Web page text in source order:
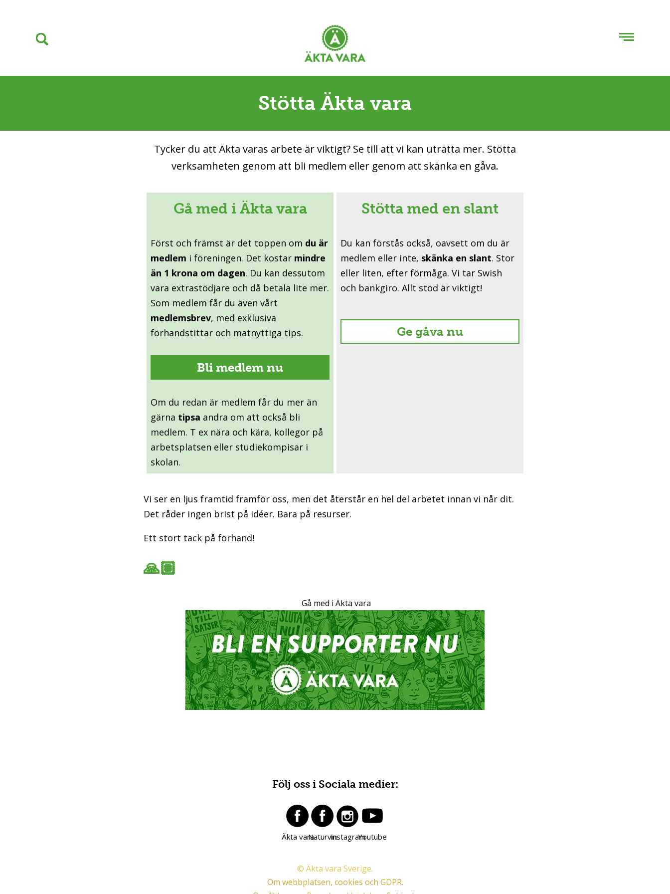
Stötta Äkta vara
Tycker du att Äkta varas arbete är viktigt? Se till att vi kan uträtta mer. Stötta
verksamheten genom att bli medlem eller genom att skänka en gåva.
Gå med i Äkta vara
Först och främst är det toppen om du är
medlem i föreningen. Det kostar mindre
än 1 krona om dagen. Du kan dessutom
vara extrastödjare och då betala lite mer.
Som medlem får du även vårt
medlemsbrev, med exklusiva
förhandstittar och matnyttiga tips.
Bli medlem nu
Om du redan är medlem får du mer än
gärna tipsa andra om att också bli
medlem. T ex nära och kära, kollegor på
arbetsplatsen eller studiekompisar i
skolan.
Stötta med en slant
Du kan förstås också, oavsett om du är
medlem eller inte, skänka en slant. Stor
eller liten, efter förmåga. Vi tar Swish
och bankgiro. Allt stöd är viktigt!
Ge gåva nu
Vi ser en ljus framtid framför oss, men det återstår en hel del arbetet innan vi når dit.
Det råder ingen brist på idéer. Bara på resurser.
Ett stort tack på förhand!
🙏🏽
Gå med i Äkta vara
Följ oss i Sociala medier:
Äkta varaNaturvinInstagramYoutube
© Äkta vara Sverige.
Om webbplatsen, cookies och GDPR.